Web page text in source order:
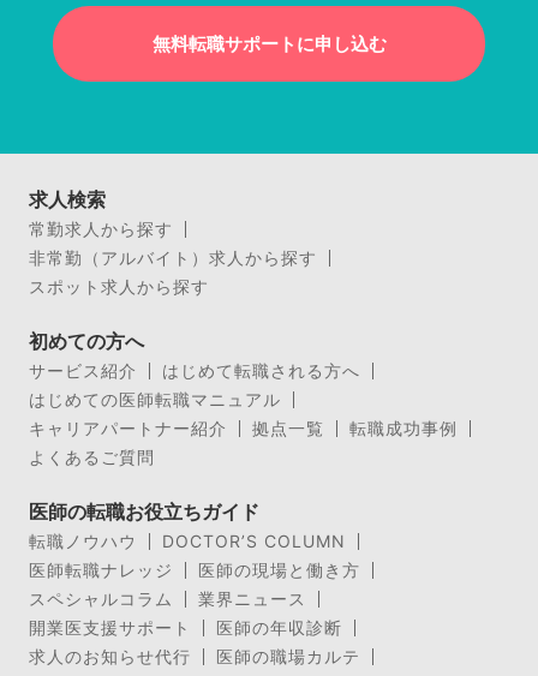
無料転職サポートに申し込む
求人検索
常勤求人から探す
非常勤（アルバイト）求人から探す
スポット求人から探す
初めての方へ
サービス紹介
はじめて転職される方へ
はじめての医師転職マニュアル
キャリアパートナー紹介
拠点一覧
転職成功事例
よくあるご質問
医師の転職お役立ちガイド
転職ノウハウ
DOCTOR’S COLUMN
医師転職ナレッジ
医師の現場と働き方
スペシャルコラム
業界ニュース
開業医支援サポート
医師の年収診断
求人のお知らせ代行
医師の職場カルテ